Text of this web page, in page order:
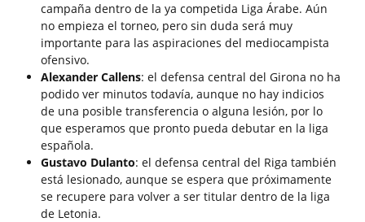
campaña dentro de la ya competida Liga Árabe. Aún
no empieza el torneo, pero sin duda será muy
importante para las aspiraciones del mediocampista
ofensivo.
Alexander Callens: el defensa central del Girona no ha
podido ver minutos todavía, aunque no hay indicios
de una posible transferencia o alguna lesión, por lo
que esperamos que pronto pueda debutar en la liga
española.
Gustavo Dulanto: el defensa central del Riga también
está lesionado, aunque se espera que próximamente
se recupere para volver a ser titular dentro de la liga
de Letonia.